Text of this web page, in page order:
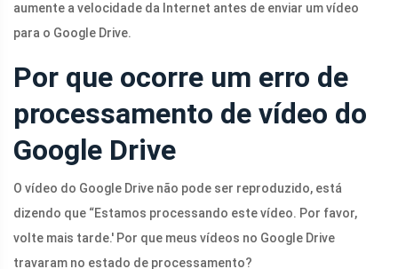
aumente a velocidade da Internet antes de enviar um vídeo
para o Google Drive.
Por que ocorre um erro de
processamento de vídeo do
Google Drive
O vídeo do Google Drive não pode ser reproduzido, está
dizendo que “Estamos processando este vídeo. Por favor,
volte mais tarde.' Por que meus vídeos no Google Drive
travaram no estado de processamento?